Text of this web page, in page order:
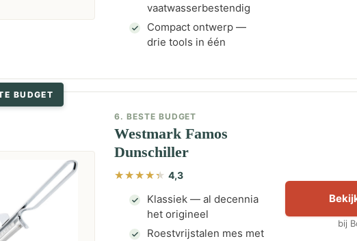
vaatwasserbestendig
Compact ontwerp —
drie tools in één
BUDGET
6. BESTE BUDGET
Westmark Famos
Dunschiller
4,3
Klassiek — al decennia
het origineel
Roestvrijstalen mes met
bij